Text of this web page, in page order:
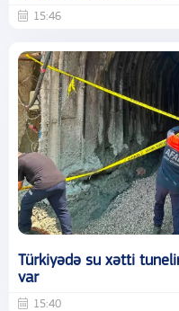
15:46
Türkiyədə su xətti
var
15:40